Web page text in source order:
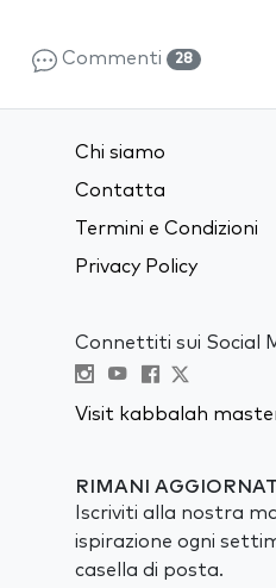
Commenti 28
Chi siamo
Contatta
Termini e Condizioni
Privacy Policy
Connettiti sui Social
Visit kabbalah
RIMANI
Iscriviti alla nostra
ispirazione ogni
casella di posta.